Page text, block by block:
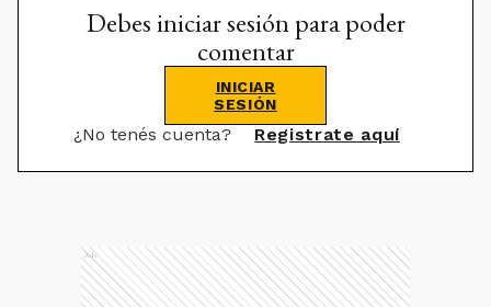
Debes iniciar sesión para poder
comentar
INICIAR
SESIÓN
¿No tenés cuenta? Registrate aquí
Ads